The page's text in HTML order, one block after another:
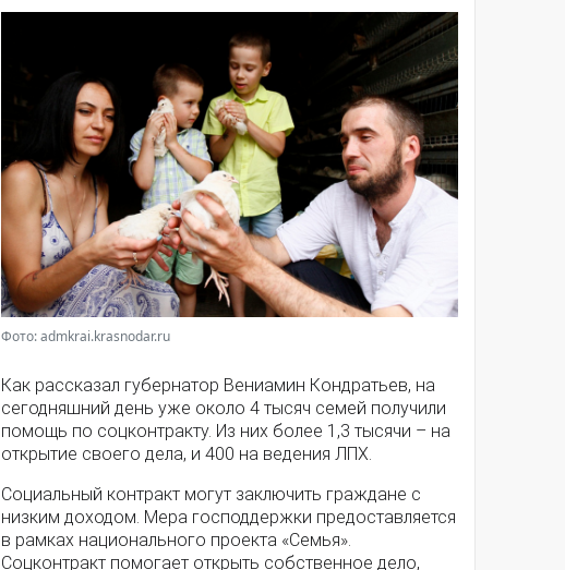
Фото: admkrai.krasnodar.ru
Как рассказал губернатор Вениамин Кондратьев, на
сегодняшний день уже около 4 тысяч семей получили
помощь по соцконтракту. Из них более 1,3 тысячи – на
открытие своего дела, и 400 на ведения ЛПХ.
Социальный контракт могут заключить граждане с
низким доходом. Мера господдержки предоставляется
в рамках национального проекта «Семья».
Соцконтракт помогает открыть собственное дело,